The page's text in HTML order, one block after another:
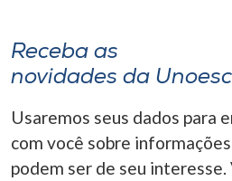
Receba as
novidades da Unoesc
Usaremos seus dados para
com você sobre
podem ser de seu interesse.